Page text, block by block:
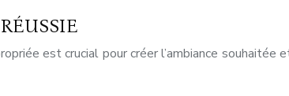
est crucial pour créer l’ambiance